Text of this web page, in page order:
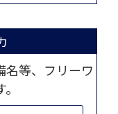
名等、フリーワ